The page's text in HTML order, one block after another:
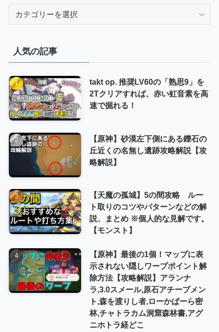
ー
人気の記事
takt op. 推奨LV60の「熟思9」を
2Tクリアすれば、赤い虹音素を高
速で掘れる！
【原神】砂漠左下側にある鑠石の
丘近くの名無し遺跡攻略解説【攻
略解説】
【天魔の孤城】5の間攻略 ルー
ト取りのコツやパターンなどの解
説、まとめ ※個人的な見解です。
【モンスト】
【原神】最後の1個！マップに表
示されない隠しワープポイント解
除方法【攻略解説】アランナ
ラ,3.0スメール,原石アチーブメン
ト,森を渡りし者,ローかぱーら密
林,チャトラカム洞窟森林書,アグ
ニホトラ経どこ